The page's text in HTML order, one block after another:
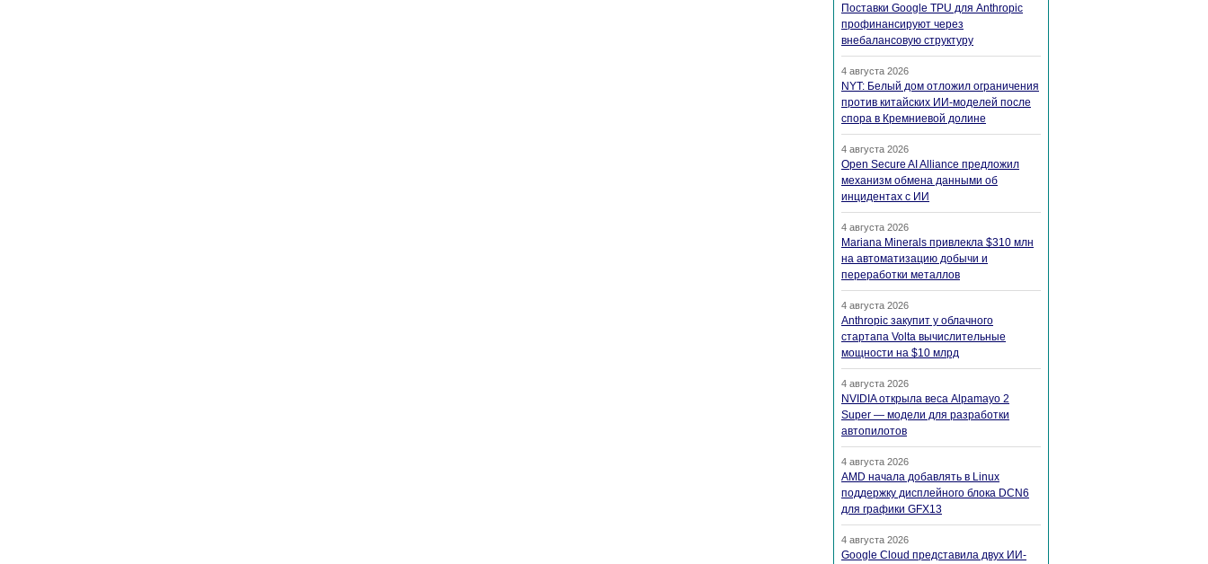
Поставки Google TPU для Anthropic
профинансируют через
внебалансовую структуру
4 августа 2026
NYT: Белый дом отложил ограничения
против китайских ИИ-моделей после
спора в Кремниевой долине
4 августа 2026
Open Secure AI Alliance предложил
механизм обмена данными об
инцидентах с ИИ
4 августа 2026
Mariana Minerals привлекла $310 млн
на автоматизацию добычи и
переработки металлов
4 августа 2026
Anthropic закупит у облачного
стартапа Volta вычислительные
мощности на $10 млрд
4 августа 2026
NVIDIA открыла веса Alpamayo 2
Super — модели для разработки
автопилотов
4 августа 2026
AMD начала добавлять в Linux
поддержку дисплейного блока DCN6
для графики GFX13
4 августа 2026
Google Cloud представила двух ИИ-